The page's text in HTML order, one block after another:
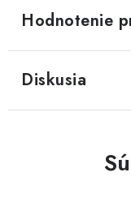
Hodnotenie
Diskusia